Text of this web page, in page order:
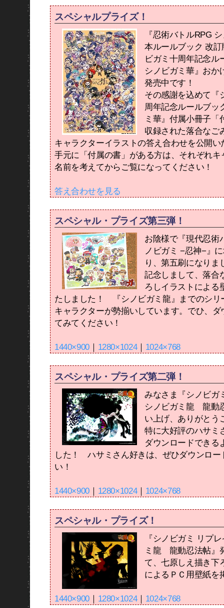
スペシャルプライズ！
『忍術バトルRPG
本ルールブック 改
ビガミ十周年記念
シノビガミ華』おか
発売中です！
その感謝を込めて『
周年記念ルールブ
ミ華』付属小冊子「
収録された落合なご
キャラクターイラストの答え合わせを公開い
手元に「付属の書」がある方は、それぞれキ
名前を考えてからご覧になってください！
答え合わせを見る
スペシャル・プライズ第三弾！
お陰様で『現代忍術
ノビガミ −忍神−』
り、第五刷になりま
記念しまして、落合
ろしイラストによる
たしました！ 『シノビガミ龍』までのシリ
キャラクターが勢揃いしています。でひ、ダ
てみてください！
1440×900｜ 1280×1024｜ 1024×768
スペシャル・プライズ第二弾！
みなさま『シノビ
シノビガミ龍 龍動
い上げ、ありがとう
特に大好評のハサミ
ダウンロードできる
した！ ハサミさん好きは、ぜひダウンロー
い！
1440×900｜ 1280×1024｜ 1024×768
スペシャル・プライズ！
『シノビガミ リプ
ミ龍 龍動忍法帖』
て、七原しえ描き下
によるＰＣ用壁紙を
1440×900｜ 1280×1024｜ 1024×768